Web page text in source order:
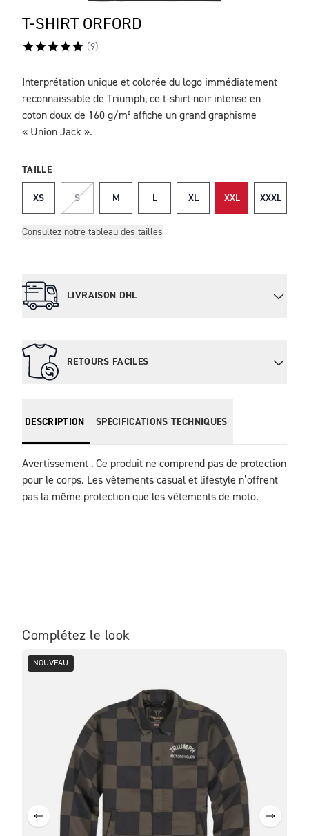
T-SHIRT ORFORD
(9)
DESCRIPTION
Interprétation unique et colorée du logo immédiatement
reconnaissable de Triumph, ce t-shirt noir intense en
coton doux de 160 g/m² affiche un grand graphisme
« Union Jack ».
TAILLE
XS S M L XL XXL XXXL
Consultez notre tableau des tailles
LIVRAISON DHL
RETOURS FACILES
DESCRIPTION SPÉCIFICATIONS TECHNIQUES
Avertissement : Ce produit ne comprend pas de protection
pour le corps. Les vêtements casual et lifestyle n’offrent
pas la même protection que les vêtements de moto.
Complétez le look
NOUVEAU